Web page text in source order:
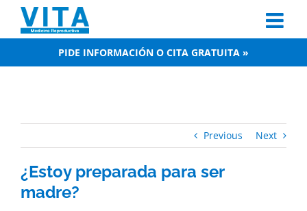
content
PIDE INFORMACIÓN O CITA GRATUITA »
Previous Next
¿Estoy preparada para ser
madre?